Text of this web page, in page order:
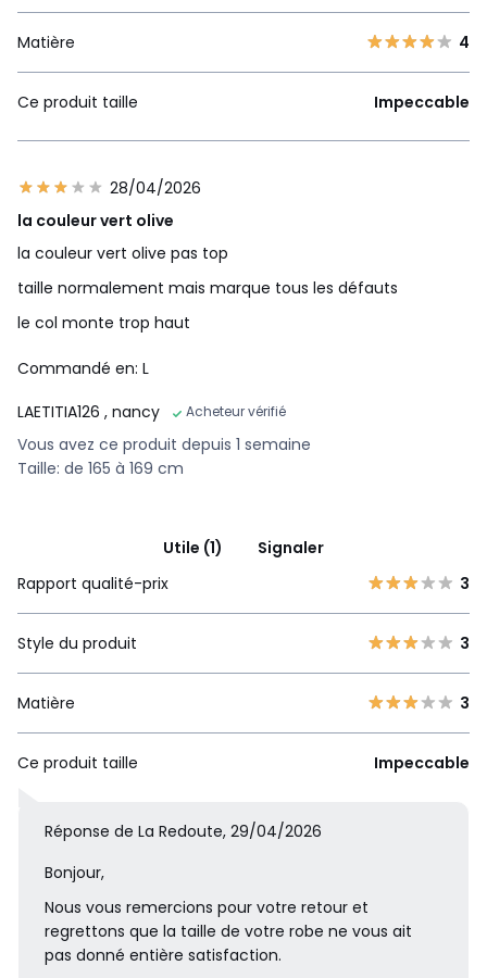
Matière 4
Ce produit taille Impeccable
28/04/2026
la couleur vert olive
la couleur vert olive pas top
taille normalement mais marque tous les défauts
le col monte trop haut
Commandé en: L
LAETITIA126 , nancy Acheteur vérifié
Vous avez ce produit depuis 1 semaine
Taille: de 165 à 169 cm
Utile (1)
Signaler
Rapport qualité-prix
3
Style du produit 3
Matière 3
Ce produit taille Impeccable
Réponse de La Redoute, 29/04/2026
Bonjour,
Nous vous remercions pour votre retour et
regrettons que la taille de votre robe ne vous ait
pas donné entière satisfaction.